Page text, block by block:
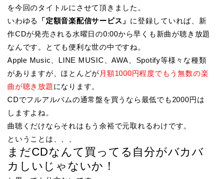
を今回のタイトルにさせて頂きました。
いわゆる
「定額音楽配信サービス」 に登録していれば、新
作CDが発売される水曜日の0:00から早くも新曲が聴き放題
なんです。とても便利な世の中ですね。
Apple Music、LINE MUSIC、AWA、Spotify等様々な種類
がありますが、ほとんどが 月額1000円程度でもう無数の楽
曲が聴き放題 になります。
CDでフルアルバムの通常盤を買うなら最低でも2000円は
しますよね。
曲聴くだけならそれはもう余裕で元取れるわけです。
ということは、、、
まだCDなんて買ってる自分がバカバ
カしいじゃないか！